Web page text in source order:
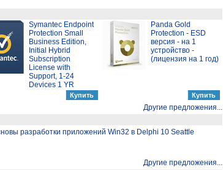
Symantec Endpoint
Protection Small
Business Edition,
Initial Hybrid
Subscription
License with
Support, 1-24
Devices 1 YR
Panda Gold
Protection - ESD
версия - на 1
устройство -
(лицензия на 1 год)
Другие предложения...
разработки приложений Win32 в Delphi 10 Seattle
Другие предложения...